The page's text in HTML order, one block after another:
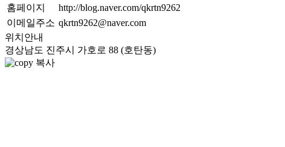
홈페이지
http://blog.naver.com/qkrtn9262
이메일주소 qkrtn9262@naver.com
위치안내
경상남도 진주시 가호로 88 (호탄동)
복사